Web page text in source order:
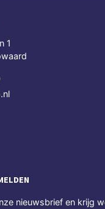
1
nieuwsbrief en krijg